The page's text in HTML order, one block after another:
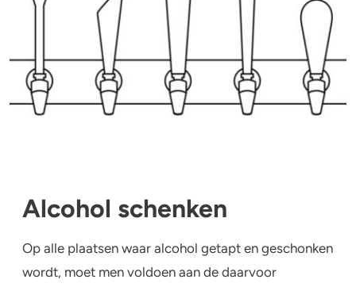
Alcohol schenken
Op alle plaatsen waar alcohol getapt en geschonken
wordt, moet men voldoen aan de daarvoor